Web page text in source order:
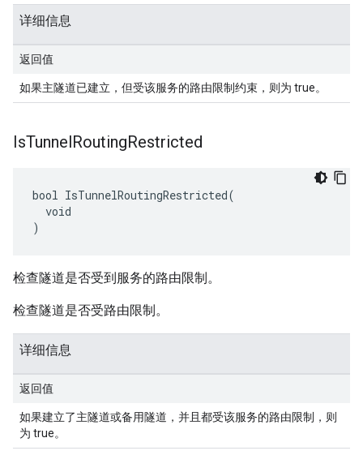
详细信息
返回值
如果主隧道已建立，但受该服务的路由限制约束，则为 true。
IsTunnelRoutingRestricted
bool IsTunnelRoutingRestricted(
  void
)
检查隧道是否受到服务的路由限制。
检查隧道是否受路由限制。
详细信息
返回值
如果建立了主隧道或备用隧道，并且都受该服务的路由限制，则
为 true。